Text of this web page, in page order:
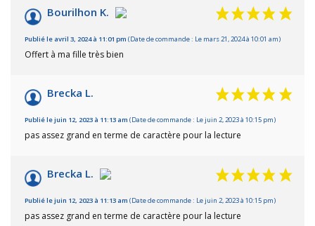
Bourilhon K.
Publié le avril 3, 2024 à 11:01 pm (Date de commande : Le mars 21, 2024 à 10:01 am)
Offert à ma fille très bien
Brecka L.
Publié le juin 12, 2023 à 11:13 am (Date de commande : Le juin 2, 2023 à 10:15 pm)
pas assez grand en terme de caractère pour la lecture
Brecka L.
Publié le juin 12, 2023 à 11:13 am (Date de commande : Le juin 2, 2023 à 10:15 pm)
pas assez grand en terme de caractère pour la lecture